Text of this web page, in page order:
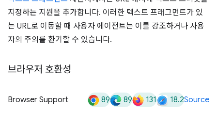
지정하는 지원을 추가합니다. 이러한 텍스트 프래그먼트가 있
는 URL로 이동할 때 사용자 에이전트는 이를 강조하거나 사용
자의 주의를 환기할 수 있습니다.
브라우저 호환성
Browser Support 89 89 131 18.2Source